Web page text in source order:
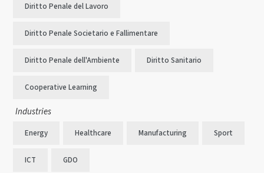
Diritto Penale del Lavoro
Diritto Penale Societario e Fallimentare
Diritto Penale dell'Ambiente Diritto Sanitario
Cooperative Learning
Industries
Energy Healthcare Manufacturing Sport
ICT GDO